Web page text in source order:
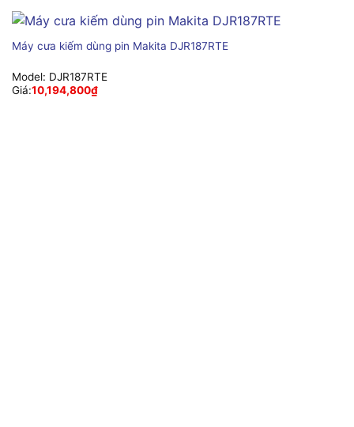
Máy cưa kiếm dùng pin Makita DJR187RTE
Model: DJR187RTE
Giá:10,194,800₫